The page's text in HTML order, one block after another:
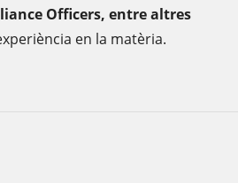
Officers, entre altres
en la matèria.